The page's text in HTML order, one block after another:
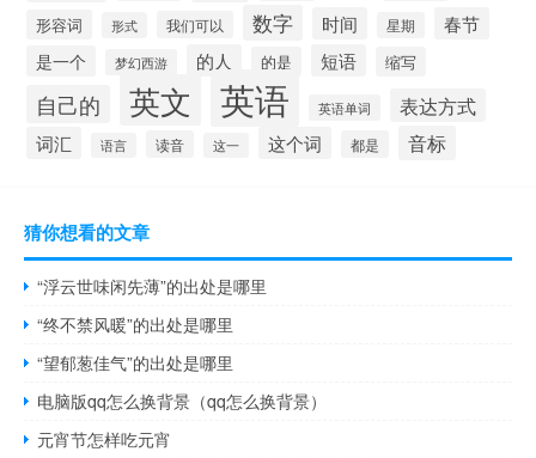
形容词
形式 我们可以 数字 时间 星期 春节
是一个 梦幻西游 的人 的是 短语 缩写
自己的 英文 英语 英语单词 表达方式
词汇 语言 读音 这一 这个词 都是 音标
猜你想看的文章
“浮云世味闲先薄”的出处是哪里
“终不禁风暖”的出处是哪里
“望郁葱佳气”的出处是哪里
电脑版qq怎么换背景（qq怎么换背景）
元宵节怎样吃元宵